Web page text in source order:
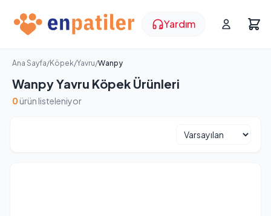
Yardım
Ana Sayfa/Köpek/Yavru/Wanpy
Wanpy Yavru Köpek Ürünleri
0 ürün listeleniyor